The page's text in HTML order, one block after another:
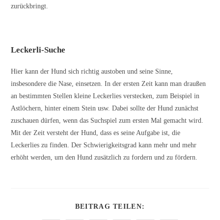
zurückbringt.
Leckerli-Suche
Hier kann der Hund sich richtig austoben und seine Sinne,
insbesondere die Nase, einsetzen. In der ersten Zeit kann man draußen
an bestimmten Stellen kleine Leckerlies verstecken, zum Beispiel in
Astlöchern, hinter einem Stein usw. Dabei sollte der Hund zunächst
zuschauen dürfen, wenn das Suchspiel zum ersten Mal gemacht wird.
Mit der Zeit versteht der Hund, dass es seine Aufgabe ist, die
Leckerlies zu finden. Der Schwierigkeitsgrad kann mehr und mehr
erhöht werden, um den Hund zusätzlich zu fordern und zu fördern.
BEITRAG TEILEN: